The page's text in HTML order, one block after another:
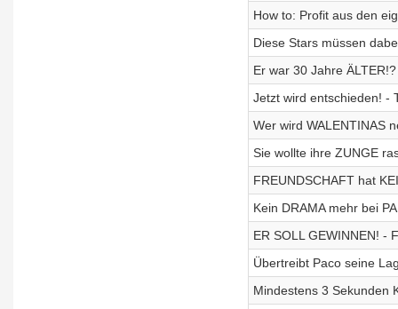
How to: Profit aus den
Diese Stars müssen
Er war 30 Jahre
Jetzt wird entschieden! -
Wer wird WALENTINAS
Sie wollte ihre ZUNGE
FREUNDSCHAFT hat
Kein DRAMA mehr bei
ER SOLL GEWINNEN! -
Übertreibt Paco seine
Mindestens 3 Sekunden